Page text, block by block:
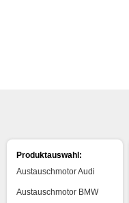
Produktauswahl:
Austauschmotor Audi
Austauschmotor BMW